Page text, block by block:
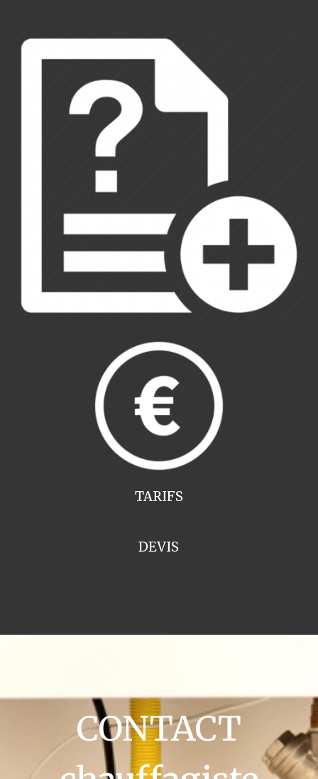
TARIFS
DEVIS
CONTACT